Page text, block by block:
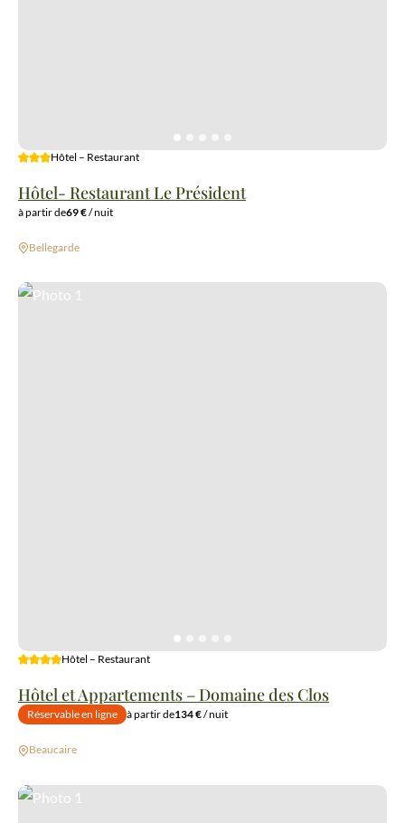
Hôtel- Restaurant Le Président
3 étoilesHôtel – Restaurant
à partir de69 €/ nuit
Bellegarde
Hôtel et Appartements – Domaine des Clos
4 étoilesHôtel – Restaurant
Réservable en ligne à partir de134 €/ nuit
Beaucaire
Photo 1
Photo 1